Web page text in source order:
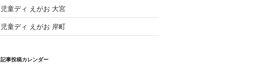
児童ディ えがお 大宮
児童ディ えがお 岸町
記事投稿カレンダー